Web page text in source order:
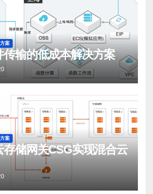
案
传输的低成本解决方案
案
存储网关CSG实现混合云